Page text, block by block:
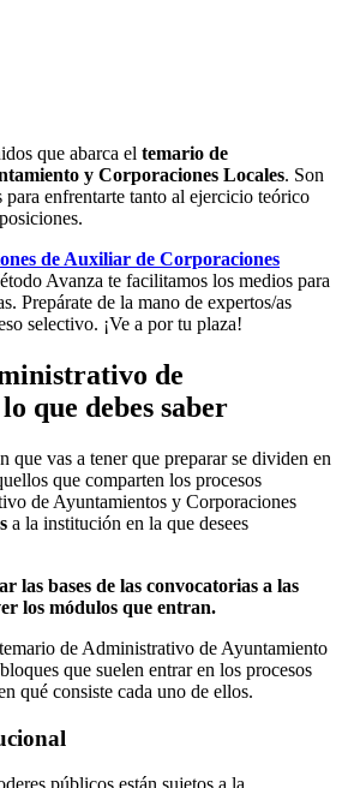
que abarca el temario de
y Corporaciones Locales. Son
para enfrentarte tanto al ejercicio teórico
de Auxiliar de Corporaciones
Avanza te facilitamos los medios para
Prepárate de la mano de expertos/as
selectivo. ¡Ve a por tu plaza!
de
que debes saber
que vas a tener que preparar se dividen en
que comparten los procesos
de Ayuntamientos y Corporaciones
a la institución en la que desees
las bases de las convocatorias a las
los módulos que entran.
de Administrativo de Ayuntamiento
que suelen entrar en los procesos
qué consiste cada uno de ellos.